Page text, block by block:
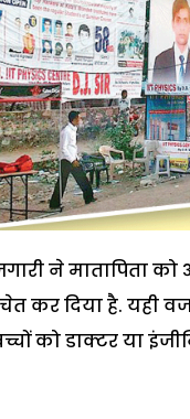
ने मातापिता
कर दिया है. यही
को डाक्टर या